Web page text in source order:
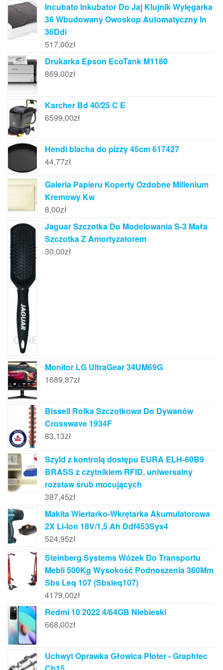
Incubato Inkubator Do Jaj Klujnik Wylęgarka
36 Wbudowany Owoskop Automatyczny In
36Ddi
517,00zł
Drukarka Epson EcoTank M1180
869,00zł
Karcher Bd 40/25 C E
6599,00zł
Hendi blacha do pizzy 45cm 617427
44,77zł
Galeria Papieru Koperty Ozdobne Millenium
Kremowy Kw
8,00zł
Jaguar Szczotka Do Modelowania S-3 Mała
Szczotka Z Amortyzatorem
30,00zł
Monitor LG UltraGear 34UM69G
1689,87zł
Bissell Rolka Szczotkowa Do Dywanów
Crosswave 1934F
83,13zł
Szyld z kontrolą dostępu EURA ELH-60B9
BRASS z czytnikiem RFID, uniwersalny
rozstaw śrub mocujących
387,45zł
Makita Wiertarko-Wkrętarka Akumulatorowa
2X Li-Ion 18V/1,5 Ah Ddf453Syx4
524,95zł
Steinberg Systems Wózek Do Transportu
Mebli 500Kg Wysokość Podnoszenia 360Mm
Sbs Leq 107 (Sbsleq107)
4179,00zł
Redmi 10 2022 4/64GB Niebieski
668,00zł
Uchwyt Oprawka Głowica Ploter - Graphtec